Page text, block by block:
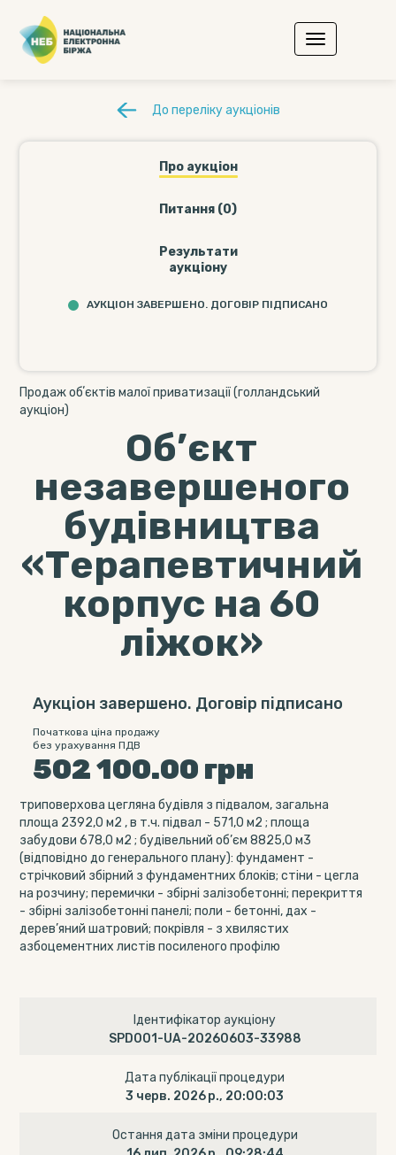
До переліку аукціонів
Про аукціон
Питання (0)
Результати
аукціону
АУКЦІОН ЗАВЕРШЕНО. ДОГОВІР ПІДПИСАНО
Продаж обʼєктів малої приватизації (голландський
аукціон)
Об’єкт
незавершеного
будівництва
«Терапевтичний
корпус на 60
ліжок»
Аукціон завершено. Договір підписано
Початкова ціна продажу
без урахування ПДВ
502 100.00 грн
триповерхова цегляна будівля з підвалом, загальна
площа 2392,0 м2 , в т.ч. підвал - 571,0 м2 ; площа
забудови 678,0 м2 ; будівельний об’єм 8825,0 м3
(відповідно до генерального плану): фундамент -
стрічковий збірний з фундаментних блоків; стіни - цегла
на розчину; перемички - збірні залізобетонні; перекриття
- збірні залізобетонні панелі; поли - бетонні, дах -
дерев’яний шатровий; покрівля - з хвилястих
азбоцементних листів посиленого профілю
Ідентифікатор аукціону
SPD001-UA-20260603-33988
Дата публікації процедури
3 черв. 2026 р., 20:00:03
Остання дата зміни процедури